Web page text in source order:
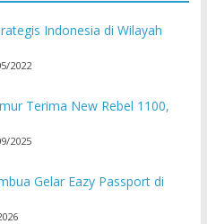
Indonesia di Wilayah
2022
Terima New Rebel 1100,
2025
Gelar Eazy Passport di